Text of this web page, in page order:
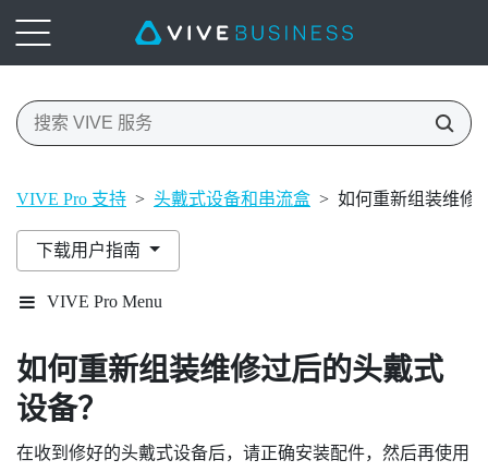
VIVE Pro 支持 > 头戴式设备和串流盒 > 如何重新组装维修
下载用户指南
VIVE Pro Menu
如何重新组装维修过后的头戴式
设备？
在收到修好的头戴式设备后，请正确安装配件，然后再使用